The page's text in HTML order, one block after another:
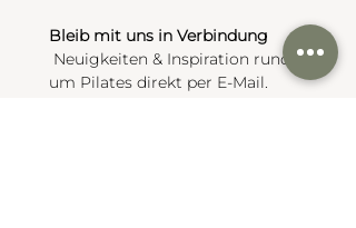
Bleib mit uns in Verbindung
Neuigkeiten & Inspiration rund
um Pilates direkt per E-Mail.